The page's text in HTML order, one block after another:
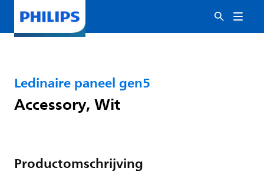
Ledinaire paneel gen5
Accessory, Wit
Productomschrijving